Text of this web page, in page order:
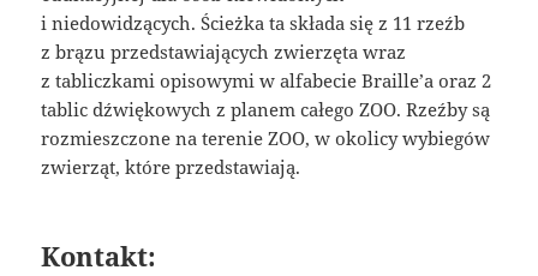
i niedowidzących. Ścieżka ta składa się z 11 rzeźb
z brązu przedstawiających zwierzęta wraz
z tabliczkami opisowymi w alfabecie Braille’a oraz 2
tablic dźwiękowych z planem całego ZOO. Rzeźby są
rozmieszczone na terenie ZOO, w okolicy wybiegów
zwierząt, które przedstawiają.
Kontakt: